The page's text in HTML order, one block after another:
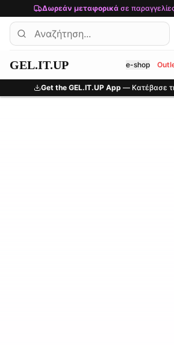
Μετάβαση στο κύριο περιεχόμενο
Δωρεάν μεταφορικάσε
GEL.IT.UP e-shop
Get the GEL.IT.UP App — Κατέβασε